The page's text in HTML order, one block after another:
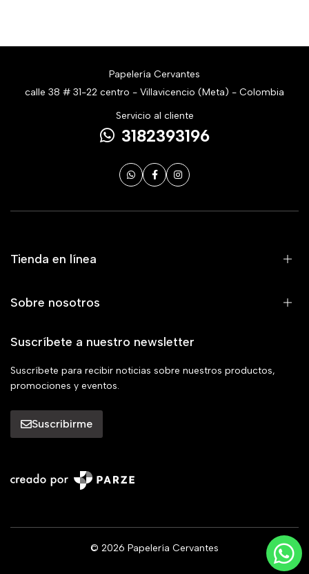
Papelería Cervantes
calle 38 # 31-22 centro - Villavicencio (Meta) - Colombia
Servicio al cliente
3182393196
Tienda en línea
Sobre nosotros
Suscríbete a nuestro newsletter
Suscríbete para recibir noticias sobre nuestros productos,
promociones y eventos.
Suscribirme
© 2026 Papelería Cervantes